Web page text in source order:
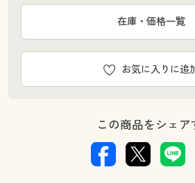
お気に入りに追
在庫・価格一覧
この商品をシェア